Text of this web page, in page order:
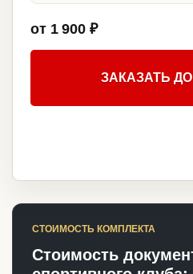
от 1 900 ₽
ЗАКАЗАТЬ
СТОИМОСТЬ КОМПЛЕКТА
Стоимость